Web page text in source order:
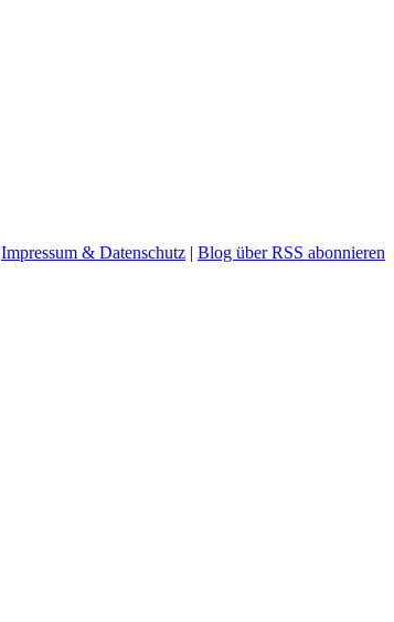
Impressum & Datenschutz | Blog über RSS abonnieren